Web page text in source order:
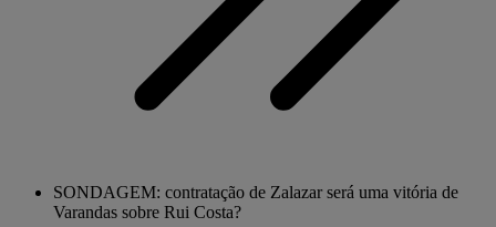
SONDAGEM: contratação de Zalazar será uma vitória de
Varandas sobre Rui Costa?